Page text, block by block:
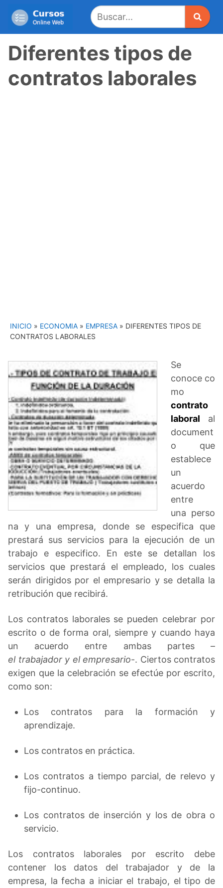
Diferentes tipos de
contratos laborales
INICIO » ECONOMIA » EMPRESA » DIFERENTES TIPOS DE
CONTRATOS LABORALES
Se
conoce co
mo
contrato
laboral al
document
o que
establece
un
acuerdo
entre
una perso
na y una empresa, donde se especifica que
prestará sus servicios para la ejecución de un
trabajo e especifico. En este se detallan los
servicios que prestará el empleado, los cuales
serán dirigidos por el empresario y se detalla la
retribución que recibirá.
Los contratos laborales se pueden celebrar por
escrito o de forma oral, siempre y cuando haya
un acuerdo entre ambas partes –
el trabajador y el empresario-. Ciertos contratos
exigen que la celebración se efectúe por escrito,
como son:
Los contratos para la formación y
aprendizaje.
Los contratos en práctica.
Los contratos a tiempo parcial, de relevo y
fijo-continuo.
Los contratos de inserción y los de obra o
servicio.
Los contratos laborales por escrito debe
contener los datos del trabajador y de la
empresa, la fecha a iniciar el trabajo, el tipo de